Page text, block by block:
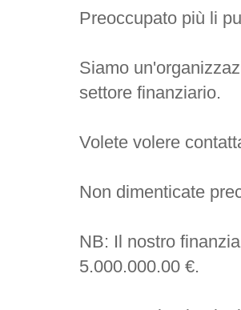
Preoccupato più li
Siamo
settore finanziario.
Volete volere
Non dimenticate
NB: Il nostro
5.000.000.00 €.